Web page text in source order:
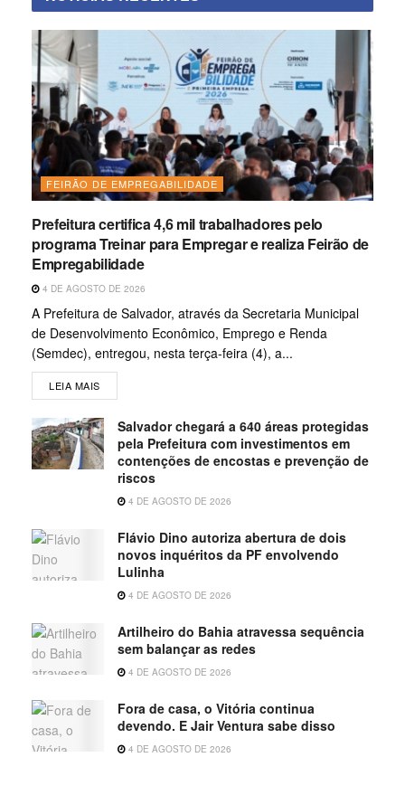
FEIRÃO DE EMPREGABILIDADE
Prefeitura certifica 4,6 mil trabalhadores pelo
programa Treinar para Empregar e realiza Feirão de
Empregabilidade
4 DE AGOSTO DE 2026
A Prefeitura de Salvador, através da Secretaria Municipal
de Desenvolvimento Econômico, Emprego e Renda
(Semdec), entregou, nesta terça-feira (4), a...
LEIA MAIS
Salvador chegará a 640 áreas protegidas
pela Prefeitura com investimentos em
contenções de encostas e prevenção de
riscos
4 DE AGOSTO DE 2026
Flávio Dino autoriza abertura de dois
novos inquéritos da PF envolvendo
Lulinha
4 DE AGOSTO DE 2026
Artilheiro do Bahia atravessa sequência
sem balançar as redes
4 DE AGOSTO DE 2026
Fora de casa, o Vitória continua
devendo. E Jair Ventura sabe disso
4 DE AGOSTO DE 2026